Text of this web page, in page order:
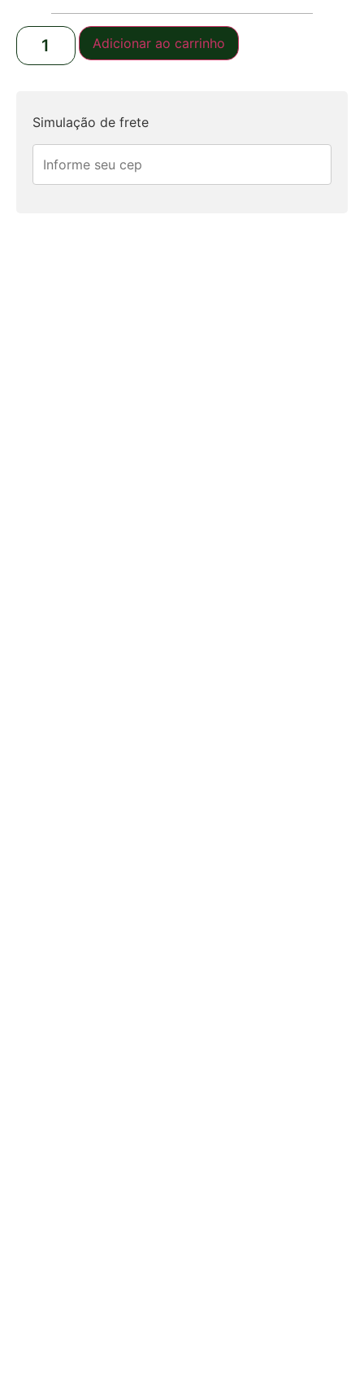
Adicionar ao carrinho
Simulação de frete